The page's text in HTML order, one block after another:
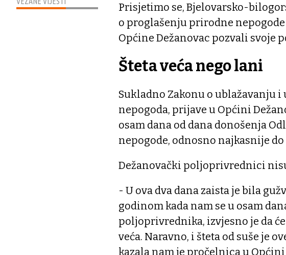
Prisjetimo se, Bjelovarsko-
o proglašenju prirodne nepogode
Općine Dežanovac pozvali svoje
Šteta veća nego lani
Sukladno Zakonu o
nepogoda, prijave u Općini
osam dana od dana donošenja
nepogode, odnosno najkasnije do
Dežanovački poljoprivrednici
- U ova dva dana zaista je bila
godinom kada nam se u osam
poljoprivrednika, izvjesno je da
veća. Naravno, i šteta od suše je
kazala nam je pročelnica u